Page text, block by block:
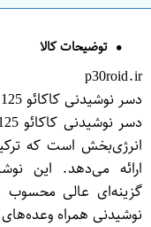
توضیحات کالا
p30roid.ir
دسر نوشیدنی کاکائو 125 میل دنت
انرژی‌بخش است که
ارائه می‌دهد. این
گزینه‌ای عالی محسوب
نوشیدنی همراه